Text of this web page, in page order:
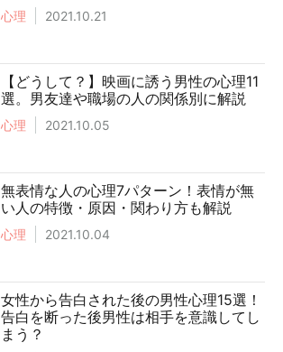
心理 2021.10.21
【どうして？】映画に誘う男性の心理11
選。男友達や職場の人の関係別に解説
心理 2021.10.05
無表情な人の心理7パターン！表情が無
い人の特徴・原因・関わり方も解説
心理 2021.10.04
女性から告白された後の男性心理15選！
告白を断った後男性は相手を意識してし
まう？